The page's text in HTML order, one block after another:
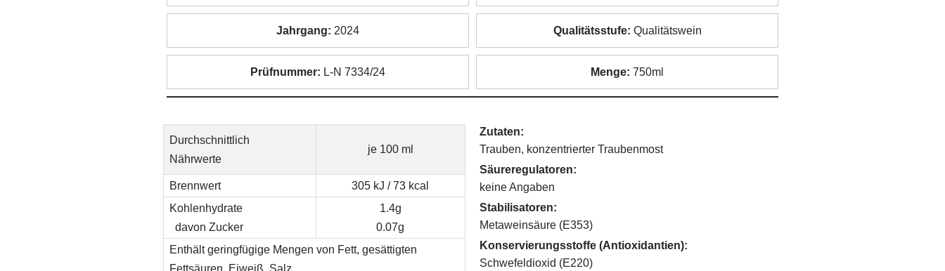
Jahrgang: 2024 Qualitätsstufe: Qualitätswein
Prüfnummer: L-N 7334/24 Menge: 750ml
Durchschnittlich
Nährwerte
je 100 ml
Brennwert
305 kJ / 73 kcal
Kohlenhydrate
davon Zucker
1.4g
0.07g
Enthält geringfügige Mengen von Fett, gesättigten
Fettsäuren, Eiweiß, Salz.
Zutaten:
Trauben, konzentrierter Traubenmost
Säureregulatoren:
keine Angaben
Stabilisatoren:
Metaweinsäure (E353)
Konservierungsstoffe (Antioxidantien):
Schwefeldioxid (E220)